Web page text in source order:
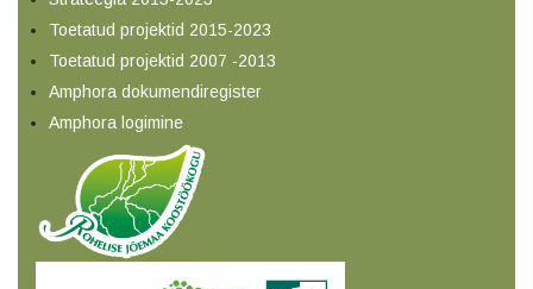
Toetatud projektid 2015-2023
Toetatud projektid 2007 -2013
Amphora dokumendiregister
Amphora logimine